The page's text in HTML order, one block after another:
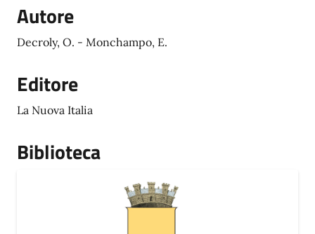
Autore
Decroly, O. - Monchampo, E.
Editore
La Nuova Italia
Biblioteca